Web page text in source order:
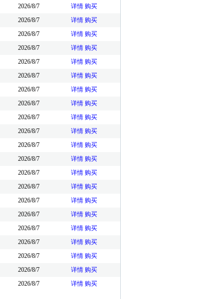
2026/8/7 详情 购买
2026/8/7 详情 购买
2026/8/7 详情 购买
2026/8/7 详情 购买
2026/8/7 详情 购买
2026/8/7 详情 购买
2026/8/7 详情 购买
2026/8/7 详情 购买
2026/8/7 详情 购买
2026/8/7 详情 购买
2026/8/7 详情 购买
2026/8/7 详情 购买
2026/8/7 详情 购买
2026/8/7 详情 购买
2026/8/7 详情 购买
2026/8/7 详情 购买
2026/8/7 详情 购买
2026/8/7 详情 购买
2026/8/7 详情 购买
2026/8/7 详情 购买
2026/8/7 详情 购买